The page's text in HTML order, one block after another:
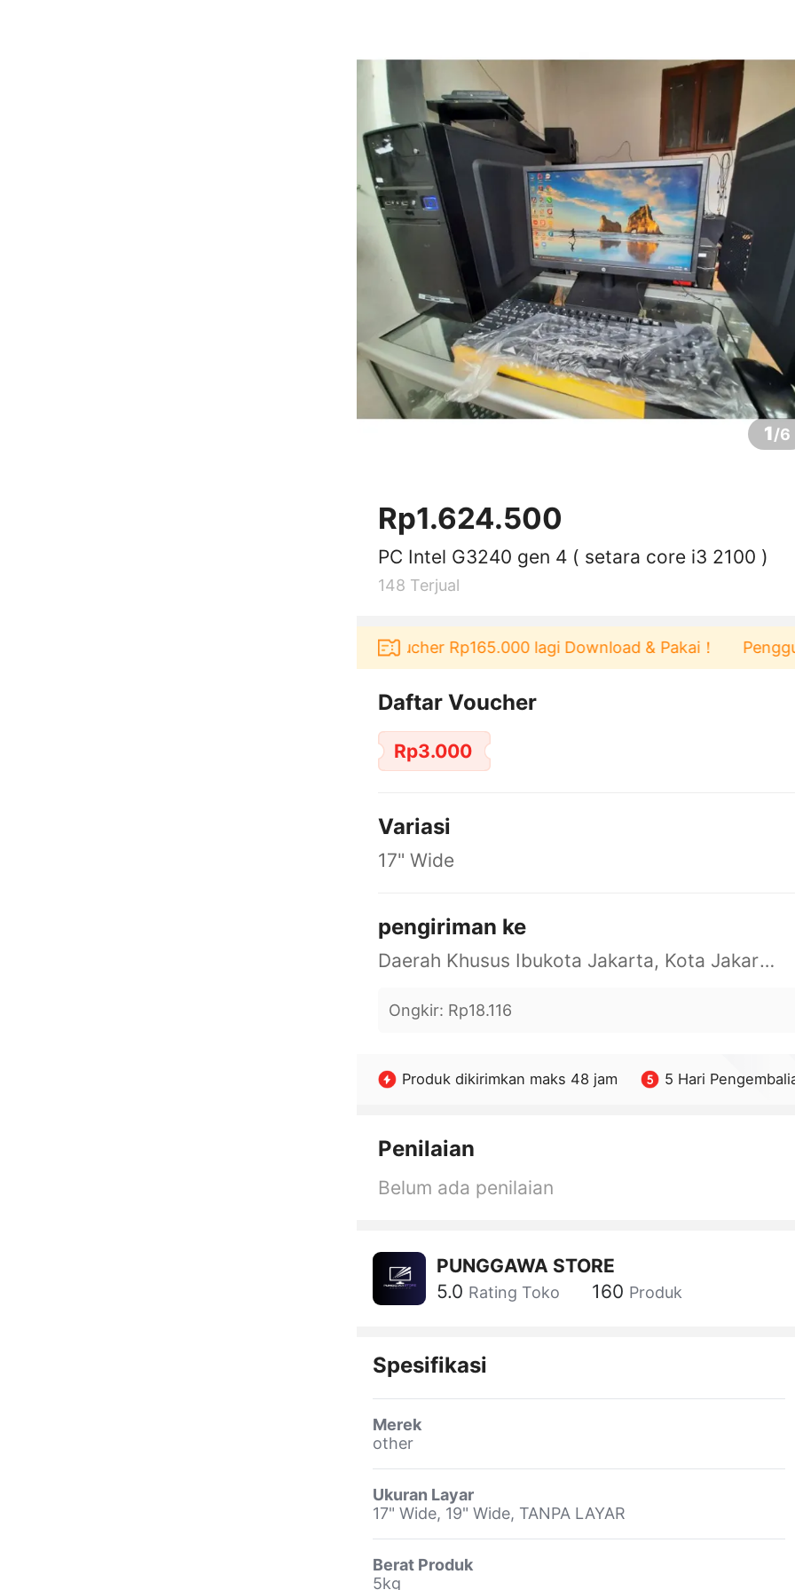
1/6
Rp1.624.500
PC Intel G3240 gen 4 ( setara core i3 2100 )
148 Terjual
berbelanja di aplikasi Akulaku bisa dapat voucher Rp165.000 lagi Download & Pakai！ Pengguna
Daftar Voucher
Rp3.000
Variasi
17" Wide
pengiriman ke
Daerah Khusus Ibukota Jakarta, Kota Jakarta Barat, Cengkareng, yy
Ongkir: Rp18.116
Produk dikirimkan maks 48 jam 5 Hari
Penilaian
Belum ada penilaian
PUNGGAWA STORE
5.0 Rating Toko 160 Produk
Spesifikasi
Merek
other
Ukuran Layar
17" Wide, 19" Wide, TANPA LAYAR
Berat Produk
5kg